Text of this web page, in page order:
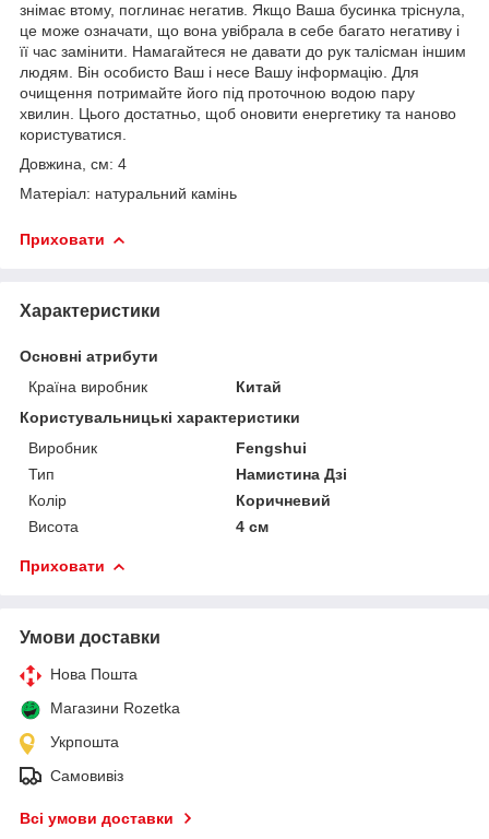
знімає втому, поглинає негатив. Якщо Ваша бусинка тріснула,
це може означати, що вона увібрала в себе багато негативу і
її час замінити. Намагайтеся не давати до рук талісман іншим
людям. Він особисто Ваш і несе Вашу інформацію. Для
очищення потримайте його під проточною водою пару
хвилин. Цього достатньо, щоб оновити енергетику та наново
користуватися.
Довжина, см: 4
Матеріал: натуральний камінь
Приховати
Характеристики
Основні атрибути
Країна виробник
Китай
Користувальницькі характеристики
Виробник
Fengshui
Тип
Намистина Дзі
Колір
Коричневий
Висота
4 см
Приховати
Умови доставки
Нова Пошта
Магазини Rozetka
Укрпошта
Самовивіз
Всі умови доставки